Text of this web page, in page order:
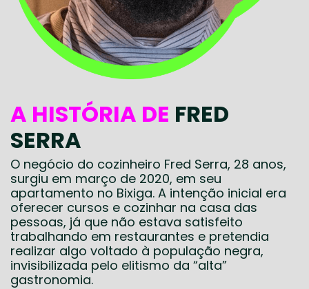
A HISTÓRIA DE FRED
SERRA
O negócio do cozinheiro Fred Serra, 28 anos,
surgiu em março de 2020, em seu
apartamento no Bixiga. A intenção inicial era
oferecer cursos e cozinhar na casa das
pessoas, já que não estava satisfeito
trabalhando em restaurantes e pretendia
realizar algo voltado à população negra,
invisibilizada pelo elitismo da “alta”
gastronomia.